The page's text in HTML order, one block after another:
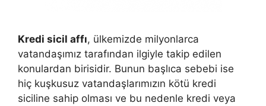
Kredi sicil affı, ülkemizde milyonlarca
vatandaşımız tarafından ilgiyle takip edilen
konulardan birisidir. Bunun başlıca sebebi ise
hiç kuşkusuz vatandaşlarımızın kötü kredi
siciline sahip olması ve bu nedenle kredi veya